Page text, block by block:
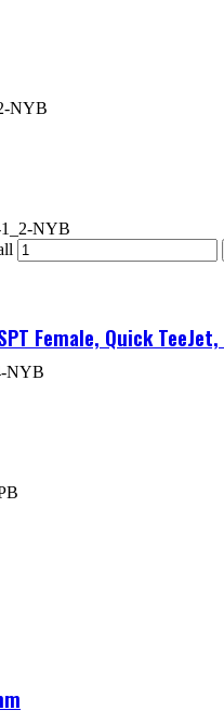
NYB
NYB
Female, Quick
NYB